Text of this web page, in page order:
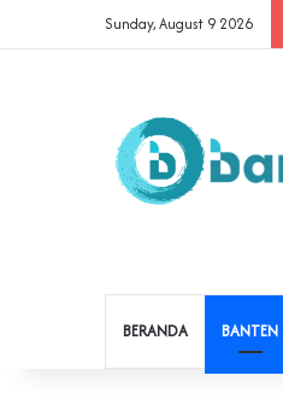
Sunday, August 9 2026
BERANDA BANTEN